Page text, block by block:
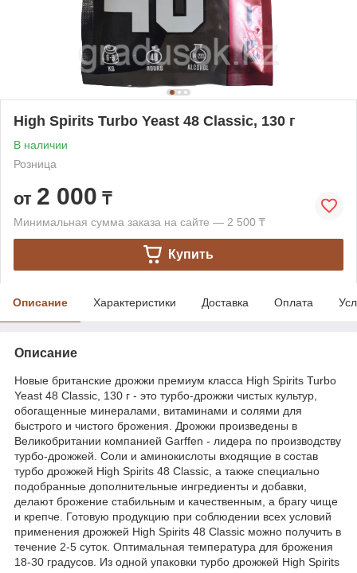
High Spirits Turbo Yeast 48 Classic, 130 г
В наличии
Розница
от 2 000 ₸
Минимальная сумма заказа на сайте — 2 500 ₸
Купить
Описание Характеристики Доставка Оплата
Описание
Новые британские дрожжи премиум класса High Spirits Turbo
Yeast 48 Classic, 130 г - это турбо-дрожжи чистых культур,
обогащенные минералами, витаминами и солями для
быстрого и чистого брожения. Дрожжи произведены в
Великобритании компанией Garffen - лидера по производству
турбо-дрожжей. Соли и аминокислоты входящие в состав
турбо дрожжей High Spirits 48 Classic, а также специально
подобранные дополнительные ингредиенты и добавки,
делают брожение стабильным и качественным, а брагу чище
и крепче. Готовую продукцию при соблюдении всех условий
применения дрожжей High Spirits 48 Classic можно получить в
течение 2-5 суток. Оптимальная температура для брожения
18-30 градусов. Из одной упаковки турбо дрожжей High Spirits